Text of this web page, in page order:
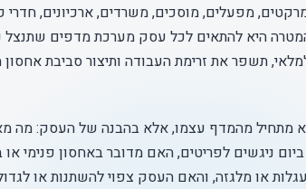
מפעלים, מוסכים, משרדים, ארכיונים, חדרי
היא להתאים לכל עסק מערכת מדפים
תשפר את זרימת העבודה ותיצור סביבת אחסון
לא מתחיל מהמדף עצמו, אלא בהבנה של העסק: מה
ניגשים לפריטים, האם מדובר באחסון פנימי
עגלות או מלגזה, והאם העסק צפוי להשתנות או